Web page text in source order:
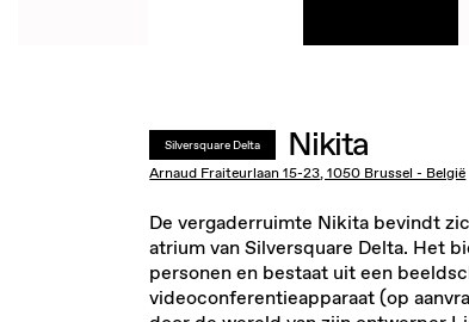
Silversquare Delta Nikita
Arnaud Fraiteurlaan 15-23, 1050 Brussel - België
De vergaderruimte Nikita bevindt
atrium van Silversquare Delta. Het
personen en bestaat uit een
videoconferentieapparaat (op